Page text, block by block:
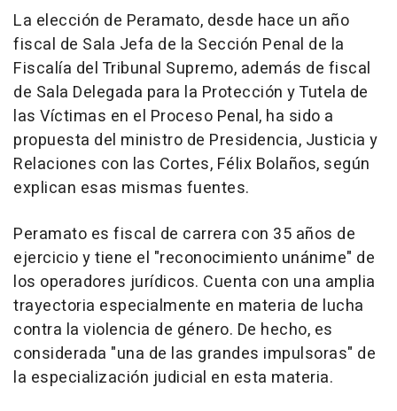
La elección de Peramato, desde hace un año
fiscal de Sala Jefa de la Sección Penal de la
Fiscalía del Tribunal Supremo, además de fiscal
de Sala Delegada para la Protección y Tutela de
las Víctimas en el Proceso Penal, ha sido a
propuesta del ministro de Presidencia, Justicia y
Relaciones con las Cortes, Félix Bolaños, según
explican esas mismas fuentes.
Peramato es fiscal de carrera con 35 años de
ejercicio y tiene el "reconocimiento unánime" de
los operadores jurídicos. Cuenta con una amplia
trayectoria especialmente en materia de lucha
contra la violencia de género. De hecho, es
considerada "una de las grandes impulsoras" de
la especialización judicial en esta materia.